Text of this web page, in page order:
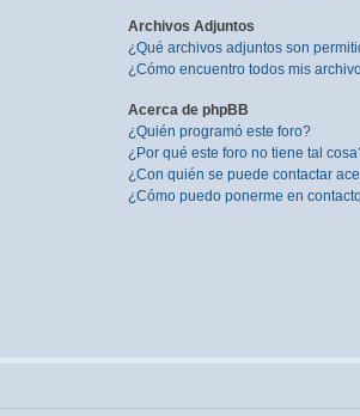
Archivos Adjuntos
¿Qué archivos adjuntos son
¿Cómo encuentro todos mis
Acerca de phpBB
¿Quién programó este foro?
¿Por qué este foro no tiene tal
¿Con quién se puede contactar
¿Cómo puedo ponerme en